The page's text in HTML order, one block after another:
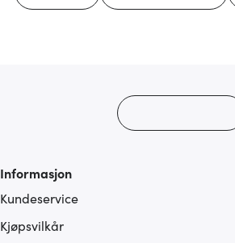
Informasjon
Kundeservice
Kjøpsvilkår